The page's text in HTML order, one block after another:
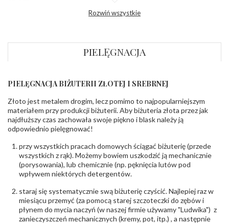
INNE PARAMETRY
Producent
odpowiedzialny:
Łazur sp.j. Kowalowy 134 38-200 Jasło; NIP:
6850004631; tel.13 44 56 100;
biuro@obraczki.pl ,PZ Stelmach Sp. z o.o. ul.
Północna 22 45-805 Opole; NIP 7542889545;
Tel. +48 77 54 90 100; biuro@stelmach.pl
Bezpieczeństwo
- rodzaj
ostrzeżenia:
Nie nadaje się dla dzieci w wieku poniżej 3 lat
, Elementy w wyrobie wykonane z białego złota
zawierają nikiel
Rozwiń wszystkie
PIELĘGNACJA
PIELĘGNACJA BIŻUTERII ZŁOTEJ I SREBRNEJ
Złoto jest metalem drogim, lecz pomimo to najpopularniejszym
materiałem przy produkcji biżuterii. Aby biżuteria złota przez jak
najdłuższy czas zachowała swoje piękno i blask należy ją
odpowiednio pielęgnować!
przy wszystkich pracach domowych ściągać biżuterię (przede
wszystkich z rąk). Możemy bowiem uszkodzić ją mechanicznie
(porysowania), lub chemicznie (np. pęknięcia lutów pod
wpływem niektórych detergentów.
staraj się systematycznie swą biżuterię czyścić. Najlepiej raz w
miesiącu przemyć (za pomocą starej szczoteczki do zębów i
płynem do mycia naczyń (w naszej firmie używamy "Ludwika") z
zanieczyszczeń mechanicznych (kremy, pot, itp.) , a następnie